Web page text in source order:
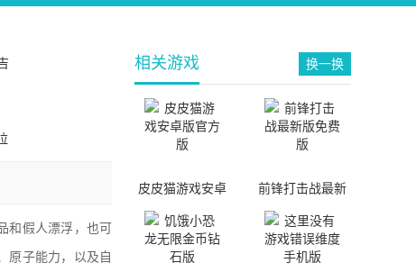
和假人漂浮，也可
原子能力，以及自
相关游戏 换一换
皮皮猫游戏安卓
前锋打击战最新